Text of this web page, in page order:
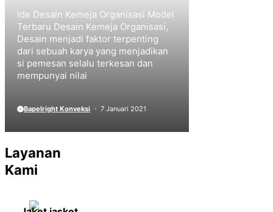
Ide Desain Kemeja Organisasi Model
Terbaru Desain Kemeja Organisasi,
Desain menjadi faktor terpenting
dari sebuah karya yang menjadikan
si pemesan selalu terkesan dan
mempunyai nilai
Bapelright Konveksi 7 Januari 2021
Layanan
Kami